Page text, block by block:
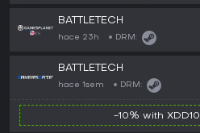
BATTLETECH
hace 23h DRM:
BATTLETECH
hace 1sem DRM:
-10% with XDD10